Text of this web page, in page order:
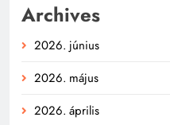
Archives
2026. június
2026. május
2026. április